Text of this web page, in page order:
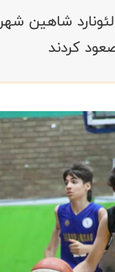
شاهین
کردند